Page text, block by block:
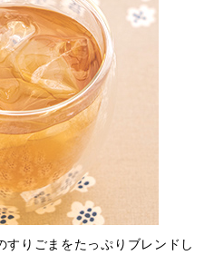
りごまをたっぷりブレンドし